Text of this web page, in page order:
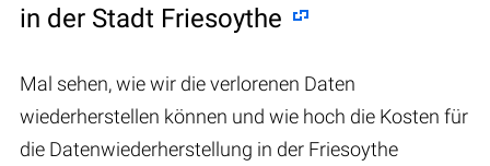
in der Stadt Friesoythe
Mal sehen, wie wir die verlorenen Daten
wiederherstellen können und wie hoch die Kosten für
die Datenwiederherstellung in der Friesoythe